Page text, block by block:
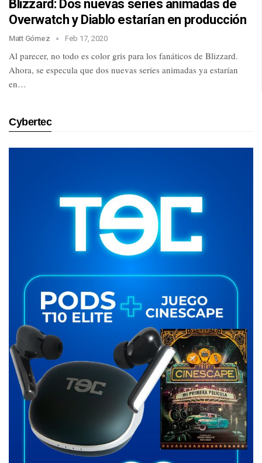
Blizzard: Dos nuevas series animadas de
Overwatch y Diablo estarían en producción
Matt Gómez Feb 17, 2020
Al parecer, no todo es color gris para los fanáticos de Blizzard.
Ahora, se especula que dos nuevas series animadas ya estarían
en…
Cybertec